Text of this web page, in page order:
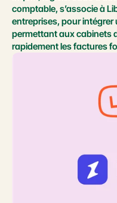
comptable, s’associe à
entreprises, pour
permettant aux cabinets
rapidement les factures